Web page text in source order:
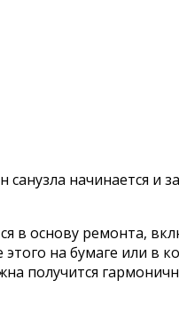
начинается
в основу ремонта,
этого на бумаге или
получится